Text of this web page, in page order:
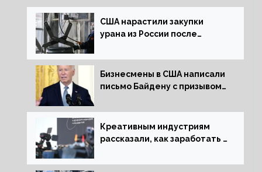
США нарастили закупки
урана из России после
Бизнесмены в США написали
письмо Байдену с призывом
Креативным индустриям
рассказали, как заработать 2
экономики